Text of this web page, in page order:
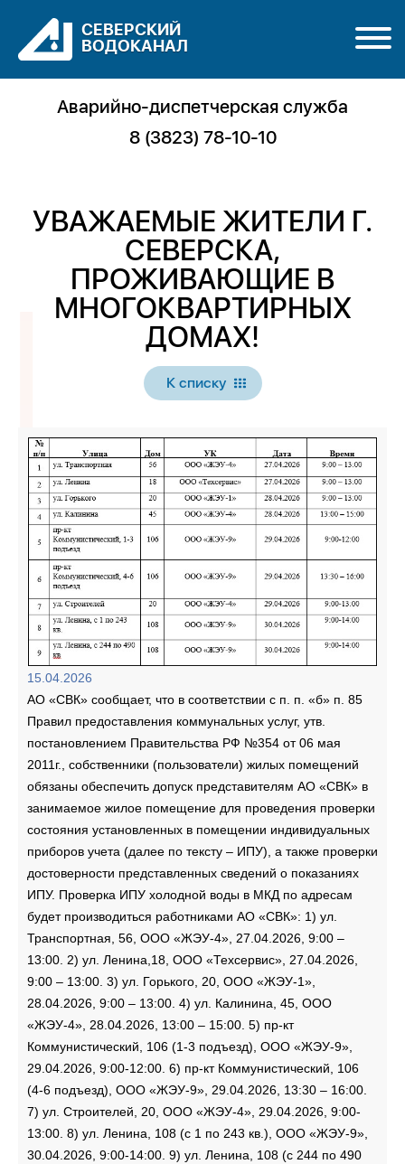
Аварийно-диспетчерская служба
8 (3823) 78-10-10
СЕВЕРСКИЙ
ВОДОКАНАЛ
УВАЖАЕМЫЕ ЖИТЕЛИ Г.
СЕВЕРСКА,
ПРОЖИВАЮЩИЕ В
МНОГОКВАРТИРНЫХ
ДОМАХ!
К списку
15.04.2026
АО «СВК» сообщает, что в соответствии с п. п. «б» п. 85
Правил предоставления коммунальных услуг, утв.
постановлением Правительства РФ №354 от 06 мая
2011г., собственники (пользователи) жилых помещений
обязаны обеспечить допуск представителям АО «СВК» в
занимаемое жилое помещение для проведения проверки
состояния установленных в помещении индивидуальных
приборов учета (далее по тексту – ИПУ), а также проверки
достоверности представленных сведений о показаниях
ИПУ. Проверка ИПУ холодной воды в МКД по адресам
будет производиться работниками АО «СВК»: 1) ул.
Транспортная, 56, ООО «ЖЭУ-4», 27.04.2026, 9:00 –
13:00. 2) ул. Ленина,18, ООО «Техсервис», 27.04.2026,
9:00 – 13:00. 3) ул. Горького, 20, ООО «ЖЭУ-1»,
28.04.2026, 9:00 – 13:00. 4) ул. Калинина, 45, ООО
«ЖЭУ-4», 28.04.2026, 13:00 – 15:00. 5) пр-кт
Коммунистический, 106 (1-3 подъезд), ООО «ЖЭУ-9»,
29.04.2026, 9:00-12:00. 6) пр-кт Коммунистический, 106
(4-6 подъезд), ООО «ЖЭУ-9», 29.04.2026, 13:30 – 16:00.
7) ул. Строителей, 20, ООО «ЖЭУ-4», 29.04.2026, 9:00-
13:00. 8) ул. Ленина, 108 (с 1 по 243 кв.), ООО «ЖЭУ-9»,
30.04.2026, 9:00-14:00. 9) ул. Ленина, 108 (с 244 по 490